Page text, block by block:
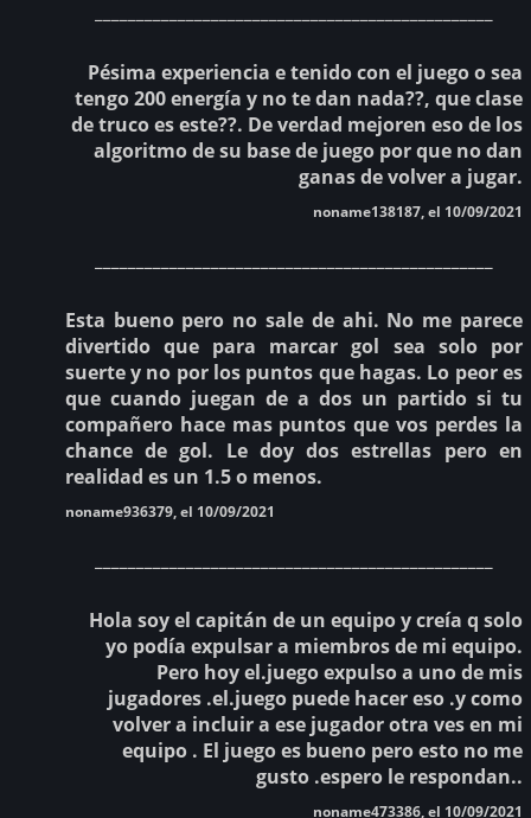
Pésima experiencia e tenido con el juego o sea
tengo 200 energía y no te dan nada??, que clase
de truco es este??. De verdad mejoren eso de los
algoritmo de su base de juego por que no dan
ganas de volver a jugar.
noname138187, el 10/09/2021
Esta bueno pero no sale de ahi. No me parece
divertido que para marcar gol sea solo por
suerte y no por los puntos que hagas. Lo peor es
que cuando juegan de a dos un partido si tu
compañero hace mas puntos que vos perdes la
chance de gol. Le doy dos estrellas pero en
realidad es un 1.5 o menos.
noname936379, el 10/09/2021
Hola soy el capitán de un equipo y creía q solo
yo podía expulsar a miembros de mi equipo.
Pero hoy el.juego expulso a uno de mis
jugadores .el.juego puede hacer eso .y como
volver a incluir a ese jugador otra ves en mi
equipo . El juego es bueno pero esto no me
gusto .espero le respondan..
noname473386, el 10/09/2021